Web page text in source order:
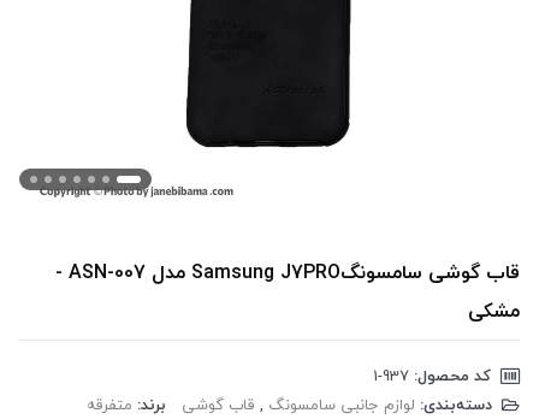
قاب گوشی سامسونگSamsung J7PRO مدل ASN-007 -
مشکی
کد محصول:
دسته‌بندی: لوازم جانبی سامسونگ , قاب گوشی برند: متفرقه